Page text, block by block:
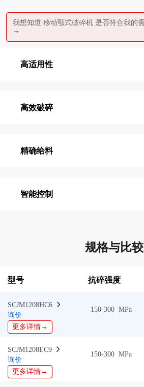
我想知道 移动颚式破碎机 是否符合我的
→
高适用性
高效破碎
精确给料
智能控制
规格与比较
型号 抗碎强度
SCJM1208HC6
询价
更多详情→
150-300 MPa
SCJM1208EC9
询价
更多详情→
150-300 MPa